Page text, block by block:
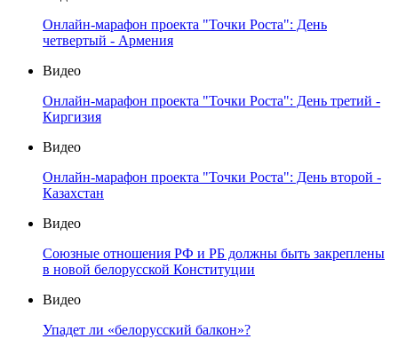
Онлайн-марафон проекта "Точки Роста": День
четвертый - Армения
Видео
Онлайн-марафон проекта "Точки Роста": День третий -
Киргизия
Видео
Онлайн-марафон проекта "Точки Роста": День второй -
Казахстан
Видео
Союзные отношения РФ и РБ должны быть закреплены
в новой белорусской Конституции
Видео
Упадет ли «белорусский балкон»?